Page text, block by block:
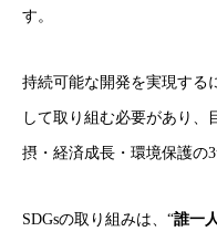
す。
持続可能な開発を実現する
して取り組む必要があり、
摂・経済成長・環境保護の
SDGsの取り組みは、“誰一